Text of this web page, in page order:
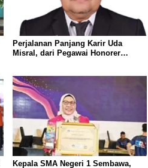
Perjalanan Panjang Karir Uda
Misral, dari Pegawai Honorer
Kepala SMA Negeri 1 Sembawa,